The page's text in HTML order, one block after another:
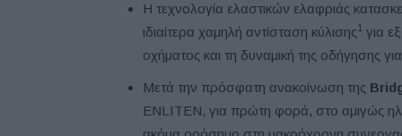
Η τεχνολογία ελαστικών ελαφριάς
ιδιαίτερα χαμηλή αντίσταση κύλισης1 για
οχήματος και τη δυναμική της οδήγησης
Μετά την πρόσφατη ανακοίνωση της
ENLITEN, για πρώτη φορά, στο αμιγώς